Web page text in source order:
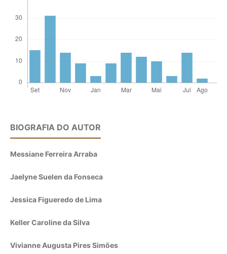
BIOGRAFIA DO AUTOR
Messiane Ferreira Arraba
Jaelyne Suelen da Fonseca
Jessica Figueredo de Lima
Keller Caroline da Silva
Vivianne Augusta Pires Simões